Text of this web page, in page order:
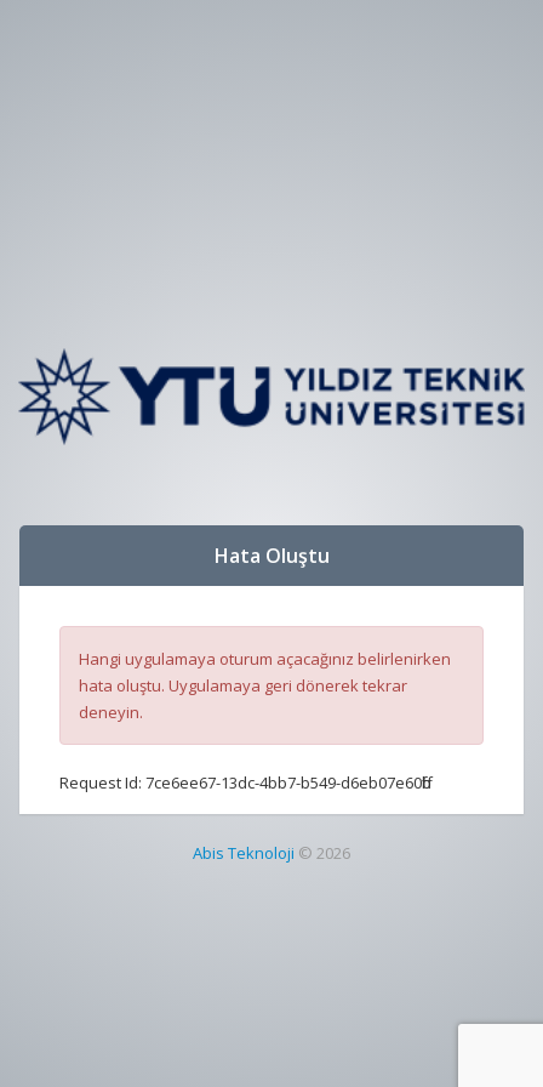
Hata Oluştu
Hangi uygulamaya oturum açacağınız belirlenirken
hata oluştu. Uygulamaya geri dönerek tekrar
deneyin.
Request Id: 7ce6ee67-13dc-4bb7-b549-d6eb07e60ffb
Abis Teknoloji © 2026